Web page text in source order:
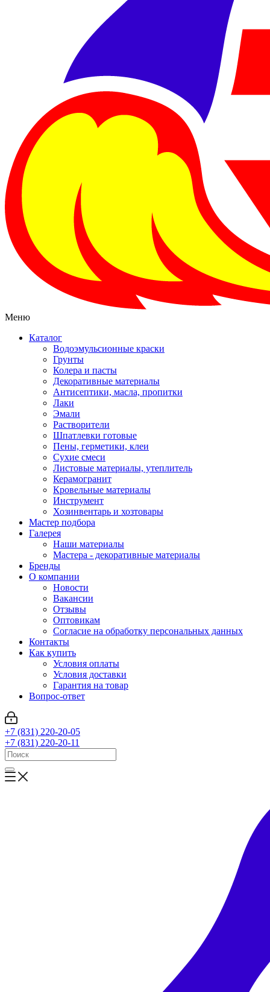
Меню
Каталог
Водоэмульсионные краски
Грунты
Колера и пасты
Декоративные материалы
Антисептики, масла, пропитки
Лаки
Эмали
Растворители
Шпатлевки готовые
Пены, герметики, клеи
Сухие смеси
Листовые материалы, утеплитель
Керамогранит
Кровельные материалы
Инструмент
Хозинвентарь и хозтовары
Мастер подбора
Галерея
Наши материалы
Мастера - декоративные материалы
Бренды
О компании
Новости
Вакансии
Отзывы
Оптовикам
Cогласие на обработку персональных данных
Контакты
Как купить
Условия оплаты
Условия доставки
Гарантия на товар
Вопрос-ответ
+7 (831) 220-20-05
+7 (831) 220-20-11